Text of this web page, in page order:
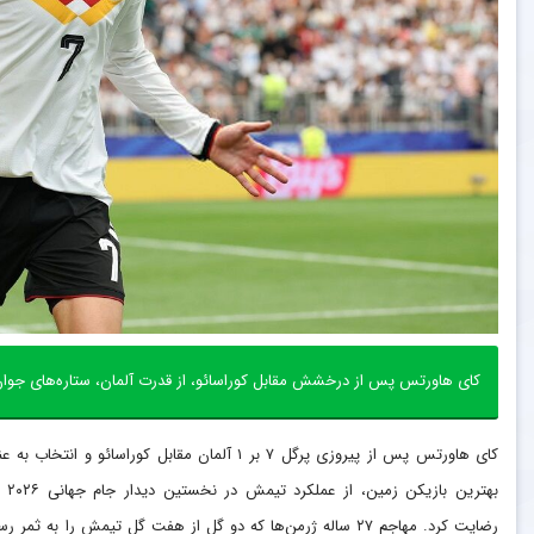
کای هاورتس پس از درخشش مقابل کوراسائو، از قدرت آلمان، ستاره‌های جوان تیم و
کای هاورتس پس از پیروزی پرگل ۷ بر ۱ آلمان مقابل کوراسائو و انتخاب
بهترین
رضایت کرد. مهاجم ۲۷ ساله ژرمن‌ها که دو گل از هفت گل تیمش را به ثمر